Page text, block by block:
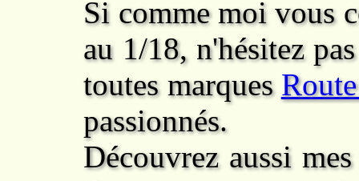
Si comme moi vous
au 1/18, n'hésitez
toutes marques
passionnés.
Découvrez aussi